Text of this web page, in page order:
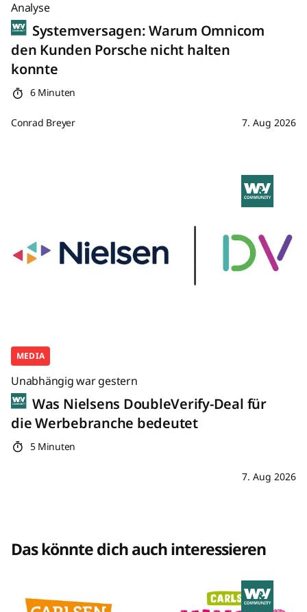
Analyse
Systemversagen: Warum Omnicom
den Kunden Porsche nicht halten
konnte
6 Minuten
Conrad Breyer 7. Aug 2026
MEDIA
Unabhängig war gestern
Was Nielsens DoubleVerify-Deal für
die Werbebranche bedeutet
5 Minuten
7. Aug 2026
Das könnte dich auch interessieren